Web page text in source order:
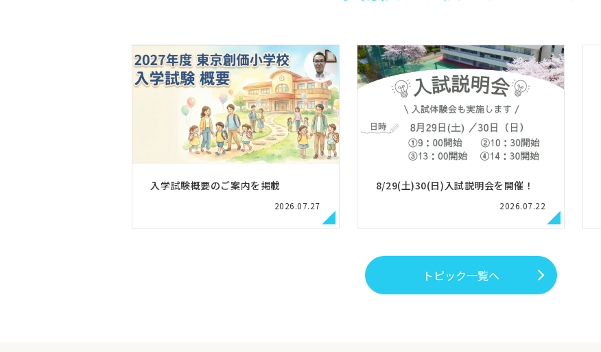
入学試験概要のご案内を掲載
2026.07.27
8/29(土)30(日)入試説明会を開催！
2026.07.22
トピック一覧へ